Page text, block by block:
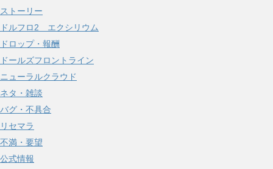
ストーリー
ドルフロ2 エクシリウム
ドロップ・報酬
ドールズフロントライン
ニューラルクラウド
ネタ・雑談
バグ・不具合
リセマラ
不満・要望
公式情報